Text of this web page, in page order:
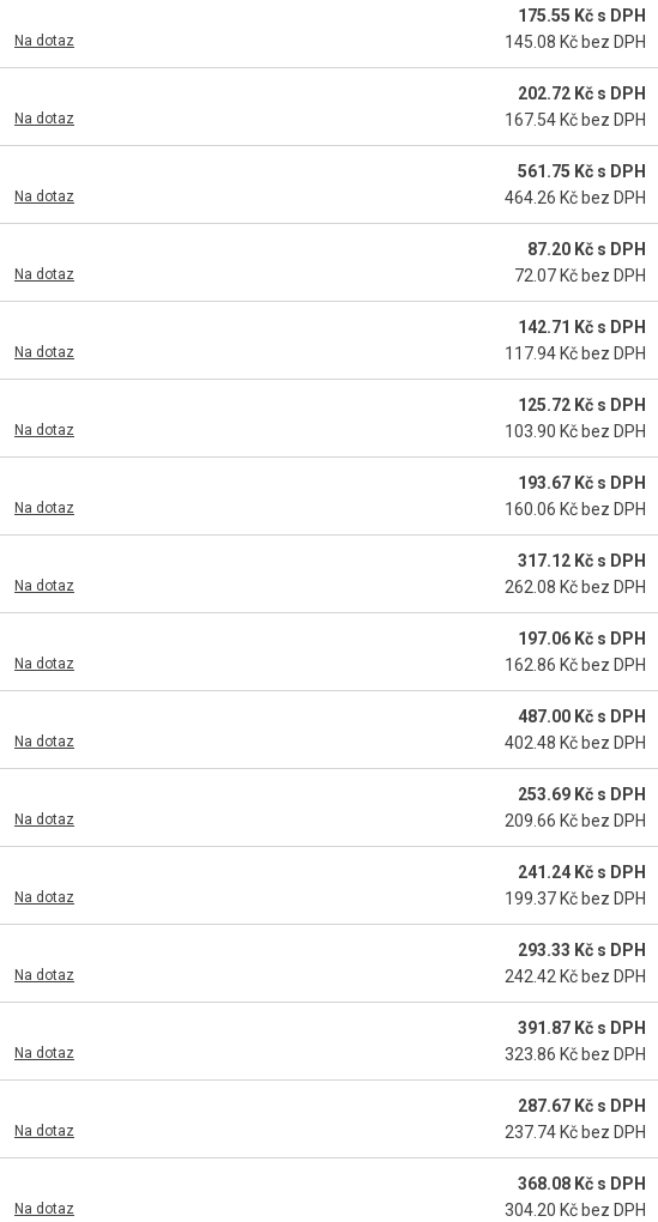
Na dotaz
175.55 Kč s DPH
145.08 Kč bez DPH
Na dotaz
202.72 Kč s DPH
167.54 Kč bez DPH
Na dotaz
561.75 Kč s DPH
464.26 Kč bez DPH
Na dotaz
87.20 Kč s DPH
72.07 Kč bez DPH
Na dotaz
142.71 Kč s DPH
117.94 Kč bez DPH
Na dotaz
125.72 Kč s DPH
103.90 Kč bez DPH
Na dotaz
193.67 Kč s DPH
160.06 Kč bez DPH
Na dotaz
317.12 Kč s DPH
262.08 Kč bez DPH
Na dotaz
197.06 Kč s DPH
162.86 Kč bez DPH
Na dotaz
487.00 Kč s DPH
402.48 Kč bez DPH
Na dotaz
253.69 Kč s DPH
209.66 Kč bez DPH
Na dotaz
241.24 Kč s DPH
199.37 Kč bez DPH
Na dotaz
293.33 Kč s DPH
242.42 Kč bez DPH
Na dotaz
391.87 Kč s DPH
323.86 Kč bez DPH
Na dotaz
287.67 Kč s DPH
237.74 Kč bez DPH
Na dotaz
368.08 Kč s DPH
304.20 Kč bez DPH